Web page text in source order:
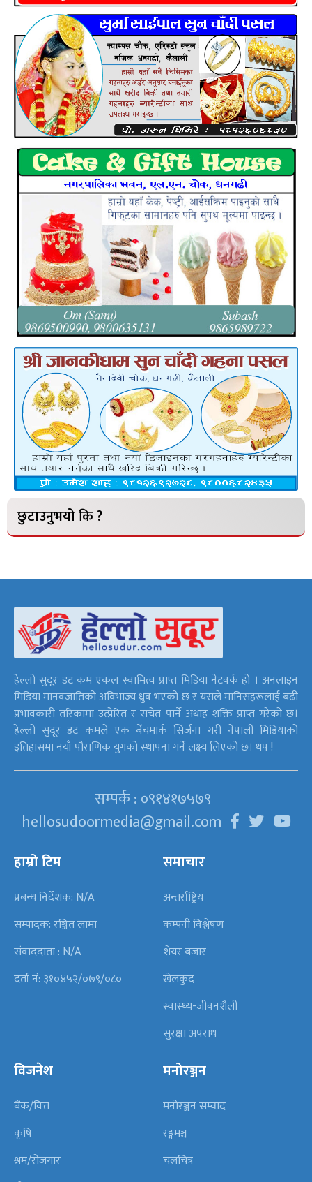
छुटाउनुभयो कि ?
हेल्लो सुदूर डट कम एकल स्वामित्व प्राप्त मिडिया नेटवर्क हो । अनलाइन
मिडिया मानवजातिको अविभाज्य ध्रुव भएको छ र यसले मानिसहरूलाई बढी
प्रभावकारी तरिकामा उत्प्रेरित र सचेत पार्ने अथाह शक्ति प्राप्त गरेको छ।
हेल्लो सुदूर डट कमले एक बेंचमार्क सिर्जना गरी नेपाली मिडियाको
इतिहासमा नयाँ पौराणिक युगको स्थापना गर्ने लक्ष्य लिएको छ। थप !
सम्पर्क : ०९१४१७५७९
hellosudoormedia@gmail.com
हाम्रो टिम
प्रबन्ध निर्देशक: N/A
सम्पादक: रञ्जित लामा
संवाददाता : N/A
दर्ता नं: ३१०४५२/०७९/०८०
समाचार
अन्तर्राष्ट्रिय
कम्पनी विश्लेषण
शेयर बजार
खेलकुद
स्वास्थ्य-जीवनशैली
सुरक्षा अपराध
विजनेश
बैंक/वित्त
कृषि
श्रम/रोजगार
मनोरञ्जन
मनोरञ्जन सम्वाद
रङ्गमञ्च
चलचित्र